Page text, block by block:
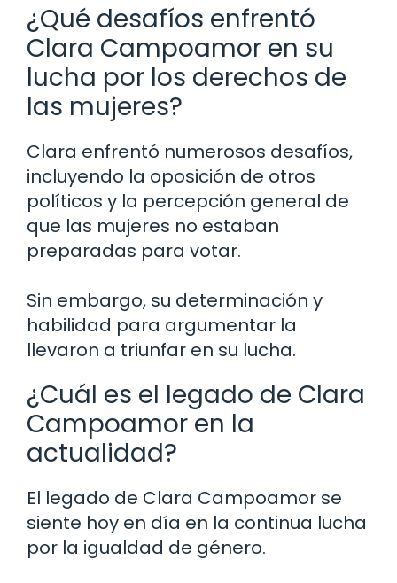
¿Qué desafíos enfrentó
Clara Campoamor en su
lucha por los derechos de
las mujeres?
Clara enfrentó numerosos desafíos,
incluyendo la oposición de otros
políticos y la percepción general de
que las mujeres no estaban
preparadas para votar.
Sin embargo, su determinación y
habilidad para argumentar la
llevaron a triunfar en su lucha.
¿Cuál es el legado de Clara
Campoamor en la
actualidad?
El legado de Clara Campoamor se
siente hoy en día en la continua lucha
por la igualdad de género.